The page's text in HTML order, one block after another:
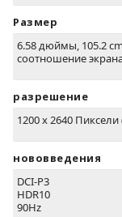
Размер
6.58 дюймы, 105.2 cm
соотношение
разрешение
1200 x 2640
нововведения
DCI-P3
HDR10
90Hz